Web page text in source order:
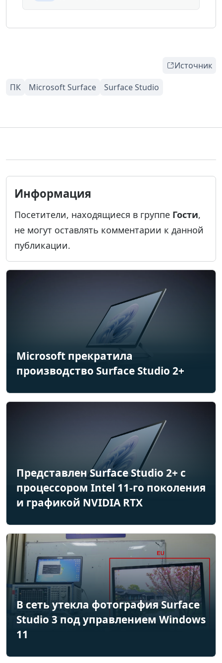
Источник
Информация
Посетители, находящиеся в группе Гости,
не могут оставлять комментарии к данной
публикации.
Microsoft прекратила
производство Surface Studio 2+
Представлен Surface Studio 2+ с
процессором Intel 11-го поколения
и графикой NVIDIA RTX
В сеть утекла фотография Surface
Studio 3 под управлением Windows
11